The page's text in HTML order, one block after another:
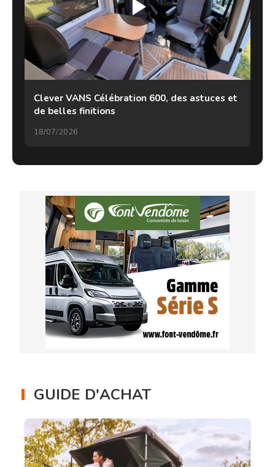
Clever VANS Célébration 600, des astuces et
de belles finitions
18/07/2026
GUIDE D'ACHAT